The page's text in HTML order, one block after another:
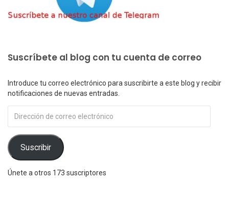
Suscríbete al blog con tu cuenta de correo
Introduce tu correo electrónico para suscribirte a este blog y recibir
notificaciones de nuevas entradas.
de
electrónico
Suscribir
Únete a otros 173 suscriptores